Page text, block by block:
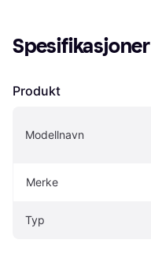
Spesifikasjoner
Produkt
Modellnavn
Merke
Typ